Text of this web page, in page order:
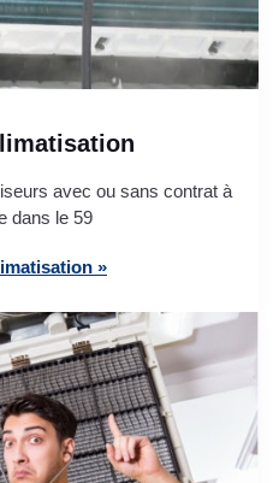
avec ou sans contrat à
dans le 59
»